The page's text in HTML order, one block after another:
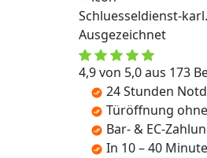
Schluesseldienst-
Ausgezeichnet
4,9 von 5,0 aus 173
24 Stunden
Türöffnung
Bar- & EC-
In 10 – 40